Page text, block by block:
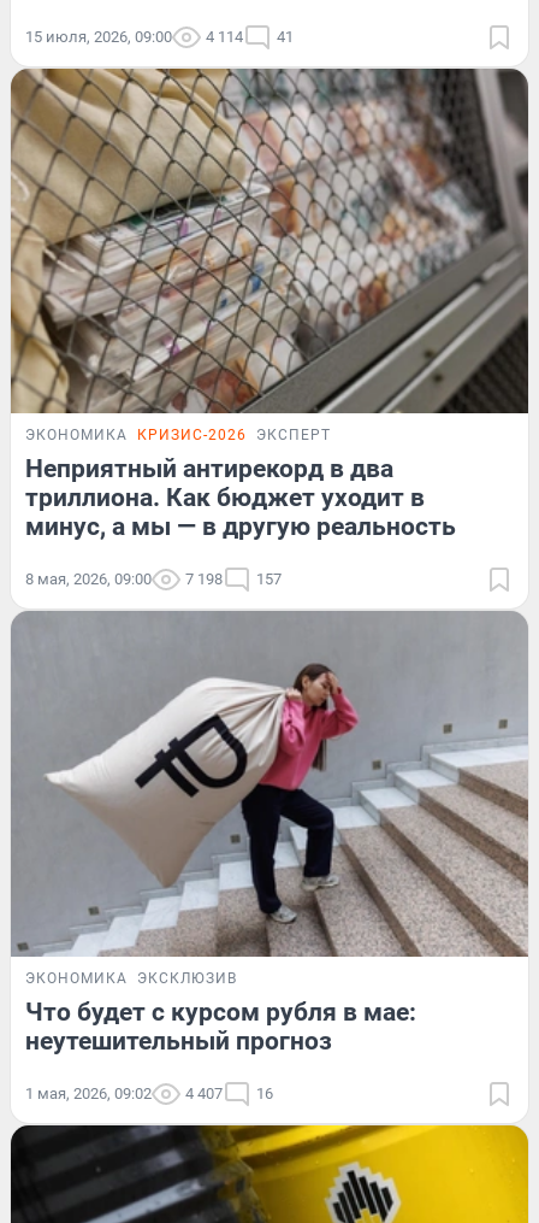
15 июля, 2026, 09:00 4 114 41
ЭКОНОМИКА КРИЗИС-2026 ЭКСПЕРТ
Неприятный антирекорд в два
триллиона. Как бюджет уходит в
минус, а мы — в другую реальность
8 мая, 2026, 09:00 7 198 157
ЭКОНОМИКА ЭКСКЛЮЗИВ
Что будет с курсом рубля в мае:
неутешительный прогноз
1 мая, 2026, 09:02 4 407 16